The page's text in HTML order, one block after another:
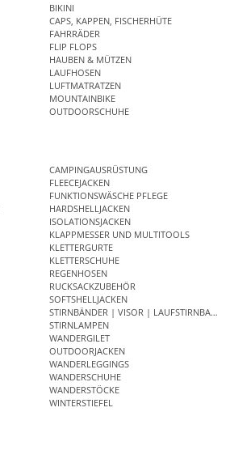
BIKINI
CAPS, KAPPEN, FISCHERHÜTE
FAHRRÄDER
FLIP FLOPS
HAUBEN & MÜTZEN
LAUFHOSEN
LUFTMATRATZEN
MOUNTAINBIKE
OUTDOORSCHUHE
CAMPINGAUSRÜSTUNG
FLEECEJACKEN
FUNKTIONSWÄSCHE PFLEGE
HARDSHELLJACKEN
ISOLATIONSJACKEN
KLAPPMESSER UND MULTITOOLS
KLETTERGURTE
KLETTERSCHUHE
REGENHOSEN
RUCKSACKZUBEHÖR
SOFTSHELLJACKEN
STIRNBÄNDER | VISOR | LAUFSTIRNBAND
STIRNLAMPEN
WANDERGILET
OUTDOORJACKEN
WANDERLEGGINGS
WANDERSCHUHE
WANDERSTÖCKE
WINTERSTIEFEL